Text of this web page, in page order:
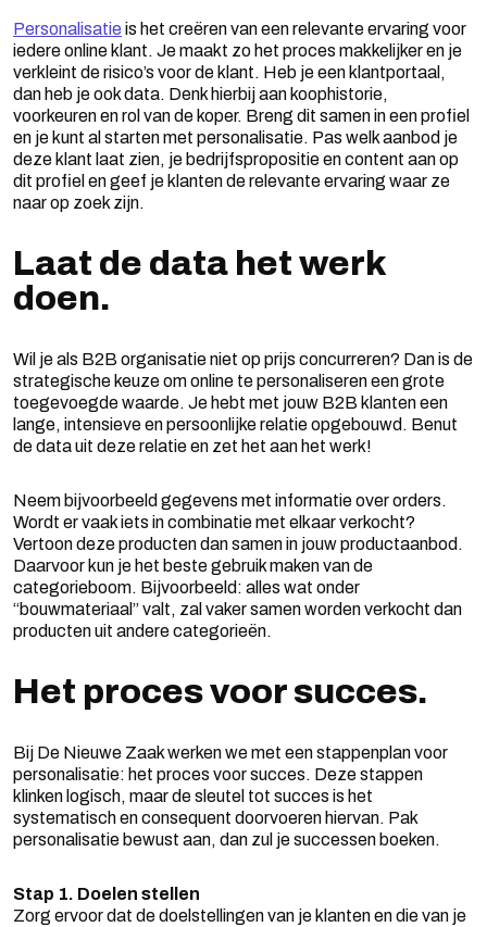
Personalisatie is het creëren van een relevante ervaring voor
iedere online klant. Je maakt zo het proces makkelijker en je
verkleint de risico’s voor de klant. Heb je een klantportaal,
dan heb je ook data. Denk hierbij aan koophistorie,
voorkeuren en rol van de koper. Breng dit samen in een profiel
en je kunt al starten met personalisatie. Pas welk aanbod je
deze klant laat zien, je bedrijfspropositie en content aan op
dit profiel en geef je klanten de relevante ervaring waar ze
naar op zoek zijn.
Laat de data het werk
doen.
Wil je als B2B organisatie niet op prijs concurreren? Dan is de
strategische keuze om online te personaliseren een grote
toegevoegde waarde. Je hebt met jouw B2B klanten een
lange, intensieve en persoonlijke relatie opgebouwd. Benut
de data uit deze relatie en zet het aan het werk!
Neem bijvoorbeeld gegevens met informatie over orders.
Wordt er vaak iets in combinatie met elkaar verkocht?
Vertoon deze producten dan samen in jouw productaanbod.
Daarvoor kun je het beste gebruik maken van de
categorieboom. Bijvoorbeeld: alles wat onder
“bouwmateriaal” valt, zal vaker samen worden verkocht dan
producten uit andere categorieën.
Het proces voor succes.
Bij De Nieuwe Zaak werken we met een stappenplan voor
personalisatie: het proces voor succes. Deze stappen
klinken logisch, maar de sleutel tot succes is het
systematisch en consequent doorvoeren hiervan. Pak
personalisatie bewust aan, dan zul je successen boeken.
Stap 1. Doelen stellen
Zorg ervoor dat de doelstellingen van je klanten en die van je